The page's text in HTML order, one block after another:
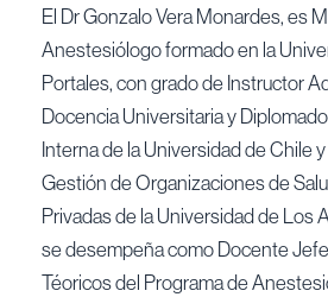
El Dr Gonzalo Vera Monardes, es
Anestesiólogo formado en la
Portales, con grado de Instructor
Docencia Universitaria y
Interna de la Universidad de Chile
Gestión de Organizaciones de
Privadas de la Universidad de Los
se desempeña como Docente
Téoricos del Programa de